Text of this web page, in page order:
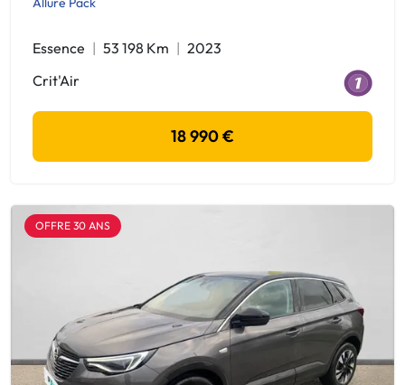
Essence 53 198 Km
2023
Crit'Air
18 990 €
OFFRE 30 ANS